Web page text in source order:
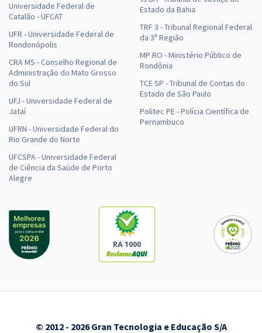
Universidade Federal de
Catalão - UFCAT
UFR - Universidade Federal de
Rondonópolis
CRA MS - Conselho Regional de
Administração do Mato Grosso
do Sul
UFJ - Universidade Federal de
Jataí
UFRN - Universidade Federal do
Rio Grande do Norte
UFCSPA - Universidade Federal
de Ciência da Saúde de Porto
Alegre
Estado da Bahia
TRF 3 - Tribunal Regional Federal
da 3ª Região
MP RO - Ministério Público de
Rondônia
TCE SP - Tribunal de Contas do
Estado de São Paulo
Politec PE - Polícia Científica de
Pernambuco
RA 1000
© 2012 - 2026 Gran Tecnologia e Educação S/A